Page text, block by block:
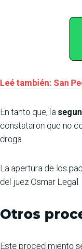
Leé también: San
En tanto que, la
constataron que no
droga.
La apertura de los
del juez Osmar Legal.
Otros
Este procedimiento